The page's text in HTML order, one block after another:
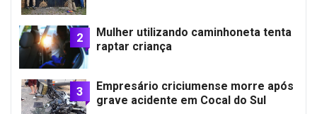
2
Mulher utilizando caminhoneta tenta
raptar criança
3
Empresário criciumense morre após
grave acidente em Cocal do Sul